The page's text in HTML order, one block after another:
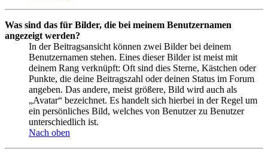
Was sind das für Bilder, die bei meinem Benutzernamen
angezeigt werden?
In der Beitragsansicht können zwei Bilder bei deinem
Benutzernamen stehen. Eines dieser Bilder ist meist mit
deinem Rang verknüpft: Oft sind dies Sterne, Kästchen oder
Punkte, die deine Beitragszahl oder deinen Status im Forum
angeben. Das andere, meist größere, Bild wird auch als
„Avatar“ bezeichnet. Es handelt sich hierbei in der Regel um
ein persönliches Bild, welches von Benutzer zu Benutzer
unterschiedlich ist.
Nach oben